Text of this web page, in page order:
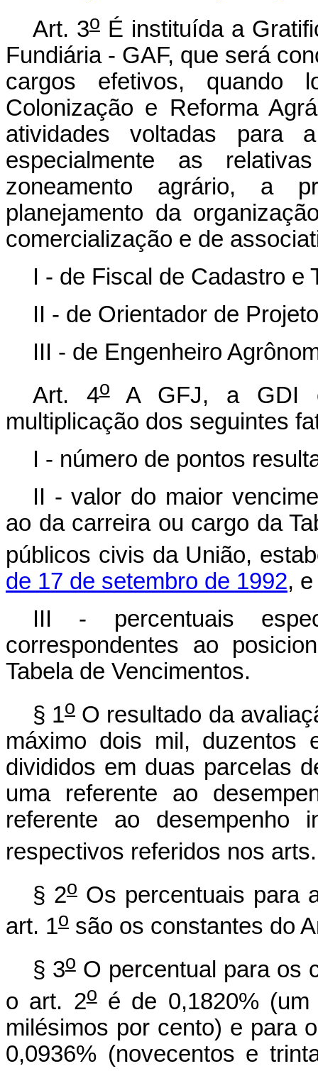
Art. 3oÉ instituída a
Fundiária - GAF, que será
cargos efetivos, quando
Colonização e Reforma
atividades voltadas para
especialmente as
zoneamento agrário, a
planejamento da
comercialização e de
I - de Fiscal de Cadastro e
II - de Orientador de
III - de Engenheiro
Art. 4oA GFJ, a GDI e
multiplicação dos seguintes
I - número de pontos
II - valor do maior
ao da carreira ou cargo da
públicos civis da União,
de 17 de setembro de 1992,
III - percentuais
correspondentes ao
Tabela de Vencimentos.
§ 1o O resultado da
máximo dois mil, duzentos
divididos em duas parcelas
uma referente ao
referente ao desempenho
respectivos referidos nos
§ 2oOs percentuais para
art. 1o são os constantes do
§ 3oO percentual para os
o art. 2oé de 0,1820% (um
milésimos por cento) e para
0,0936% (novecentos e